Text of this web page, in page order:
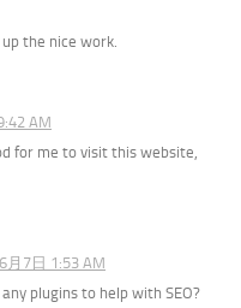
the nice work.
AM
for me to visit this website,
月7日 1:53 AM
plugins to help with SEO?